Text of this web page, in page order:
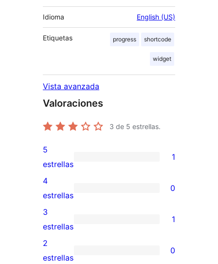
Idioma English (US)
Etiquetas progress shortcode
widget
Vista avanzada
Valoraciones
3 de 5 estrellas.
1
valoración
de
5
estrellas
5
estrellas
1
0
valoraciones
de
4
estrellas
4
estrellas
0
1
valoración
de
3
estrellas
1
0
2
estrellas
0